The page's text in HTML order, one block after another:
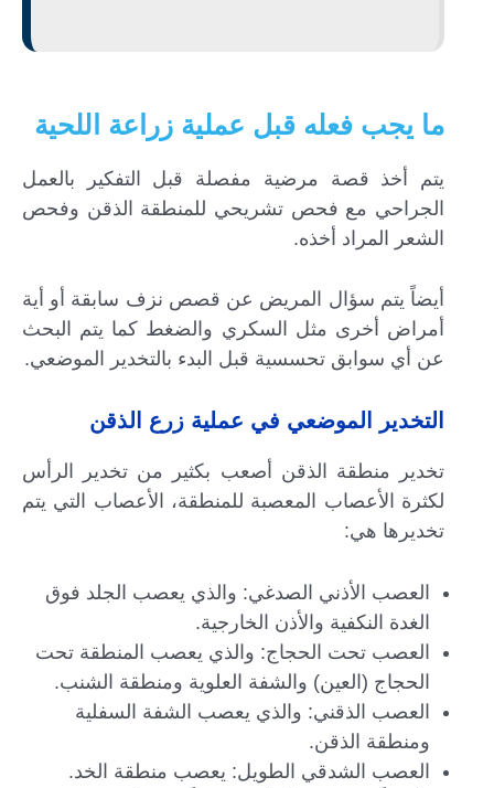
ما يجب فعله قبل عملية زراعة اللحية
يتم أخذ قصة مرضية مفصلة قبل التفكير بالعمل
الجراحي مع فحص تشريحي للمنطقة الذقن وفحص
الشعر المراد أخذه.
أيضاً يتم سؤال المريض عن قصص نزف سابقة أو أية
أمراض أخرى مثل السكري والضغط كما يتم البحث
عن أي سوابق تحسسية قبل البدء بالتخدير الموضعي.
التخدير الموضعي في عملية زرع الذقن
تخدير منطقة الذقن أصعب بكثير من تخدير الرأس
لكثرة الأعصاب المعصبة للمنطقة، الأعصاب التي يتم
تخديرها هي:
العصب الأذني الصدغي: والذي يعصب الجلد فوق
الغدة النكفية والأذن الخارجية.
العصب تحت الحجاج: والذي يعصب المنطقة تحت
الحجاج (العين) والشفة العلوية ومنطقة الشنب.
العصب الذقني: والذي يعصب الشفة السفلية
ومنطقة الذقن.
العصب الشدقي الطويل: يعصب منطقة الخد.